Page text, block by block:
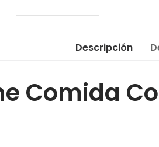
Descripción
Comida